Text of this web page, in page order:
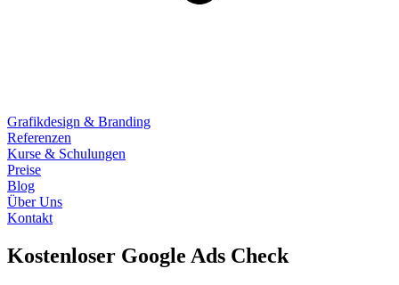
Grafikdesign & Branding
Referenzen
Kurse & Schulungen
Preise
Blog
Über Uns
Kontakt
Kostenloser Google Ads Check